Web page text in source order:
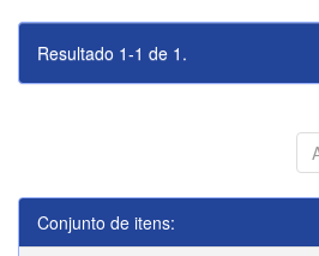
Resultado 1-1 de 1.
Conjunto de itens: